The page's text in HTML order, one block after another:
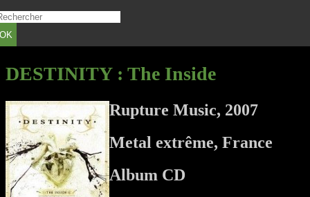
OK
DESTINITY: The Inside
Rupture Music, 2007
Metal extrême, France
Album CD